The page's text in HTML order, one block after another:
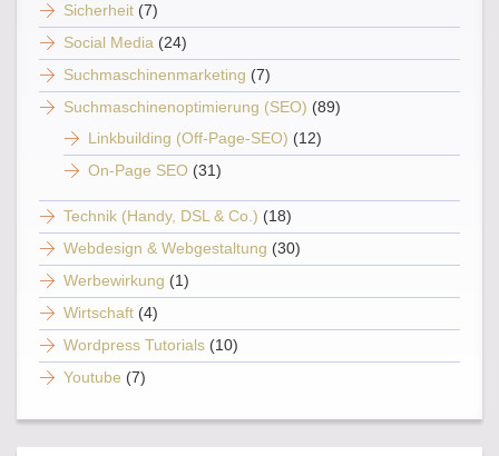
Sicherheit (7)
Social Media (24)
Suchmaschinenmarketing (7)
Suchmaschinenoptimierung (SEO) (89)
Linkbuilding (Off-Page-SEO) (12)
On-Page SEO (31)
Technik (Handy, DSL & Co.) (18)
Webdesign & Webgestaltung (30)
Werbewirkung (1)
Wirtschaft (4)
Wordpress Tutorials (10)
Youtube (7)